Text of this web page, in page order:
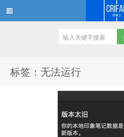
标签：无法运行